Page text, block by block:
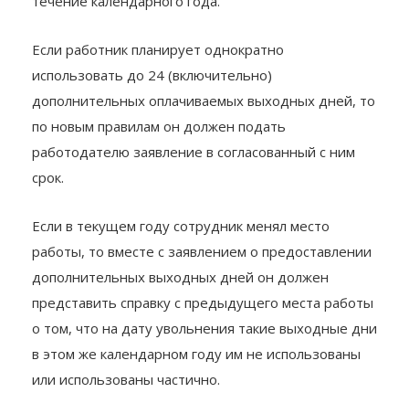
однократно объединять их до 24 дней подряд в
течение календарного года.
Если работник планирует однократно
использовать до 24 (включительно)
дополнительных оплачиваемых выходных дней, то
по новым правилам он должен подать
работодателю заявление в согласованный с ним
Если в текущем году сотрудник менял место
работы, то вместе с заявлением о предоставлении
дополнительных выходных дней он должен
представить справку с предыдущего места работы
о том, что на дату увольнения такие выходные дни